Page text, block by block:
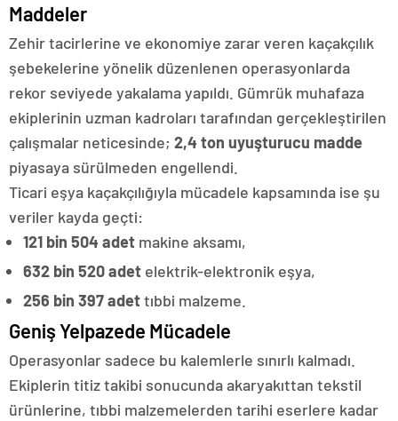
Maddeler
Zehir tacirlerine ve ekonomiye zarar veren kaçakçılık
şebekelerine yönelik düzenlenen operasyonlarda
rekor seviyede yakalama yapıldı. Gümrük muhafaza
ekiplerinin uzman kadroları tarafından gerçekleştirilen
çalışmalar neticesinde; 2,4 ton uyuşturucu madde
piyasaya sürülmeden engellendi.
Ticari eşya kaçakçılığıyla mücadele kapsamında ise şu
veriler kayda geçti:
121 bin 504 adet makine aksamı,
632 bin 520 adet elektrik-elektronik eşya,
256 bin 397 adettıbbi malzeme.
Geniş Yelpazede Mücadele
Operasyonlar sadece bu kalemlerle sınırlı kalmadı.
Ekiplerin titiz takibi sonucunda akaryakıttan tekstil
ürünlerine, tıbbi malzemelerden tarihi eserlere kadar